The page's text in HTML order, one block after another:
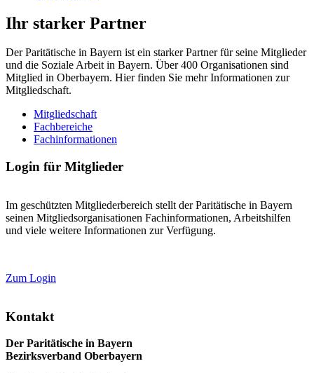
Ihr starker Partner
Der Paritätische in Bayern ist ein starker Partner für seine Mitglieder
und die Soziale Arbeit in Bayern. Über 400 Organisationen sind
Mitglied in Oberbayern. Hier finden Sie mehr Informationen zur
Mitgliedschaft.
Mitgliedschaft
Fachbereiche
Fachinformationen
Login für Mitglieder
Im geschützten Mitgliederbereich stellt der Paritätische in Bayern
seinen Mitgliedsorganisationen Fachinformationen, Arbeitshilfen
und viele weitere Informationen zur Verfügung.
Zum Login
Kontakt
Der Paritätische in Bayern
Bezirksverband Oberbayern